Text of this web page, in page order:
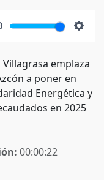
emplaza
a poner en
Energética y
en 2025
00:00:22